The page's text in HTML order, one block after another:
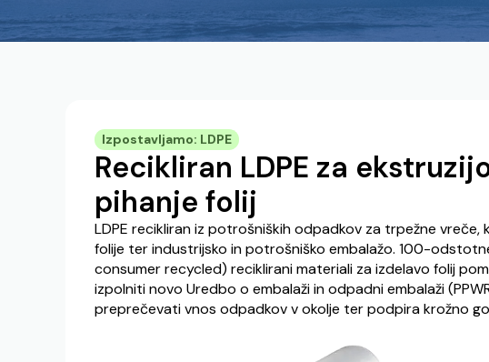
Izpostavljamo: LDPE
Recikliran LDPE za
pihanje folij
LDPE recikliran iz potrošniških odpadkov za trpežne vreče,
folije ter industrijsko in potrošniško embalažo. 100-
consumer recycled) reciklirani materiali za izdelavo folij
izpolniti novo Uredbo o embalaži in odpadni embalaži
preprečevati vnos odpadkov v okolje ter podpira krožno